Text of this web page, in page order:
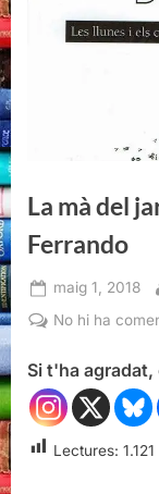
La mà del
Ferrando
Posted
on
maig 1, 2018
No hi ha
Si t'ha
Lectures: 1.121